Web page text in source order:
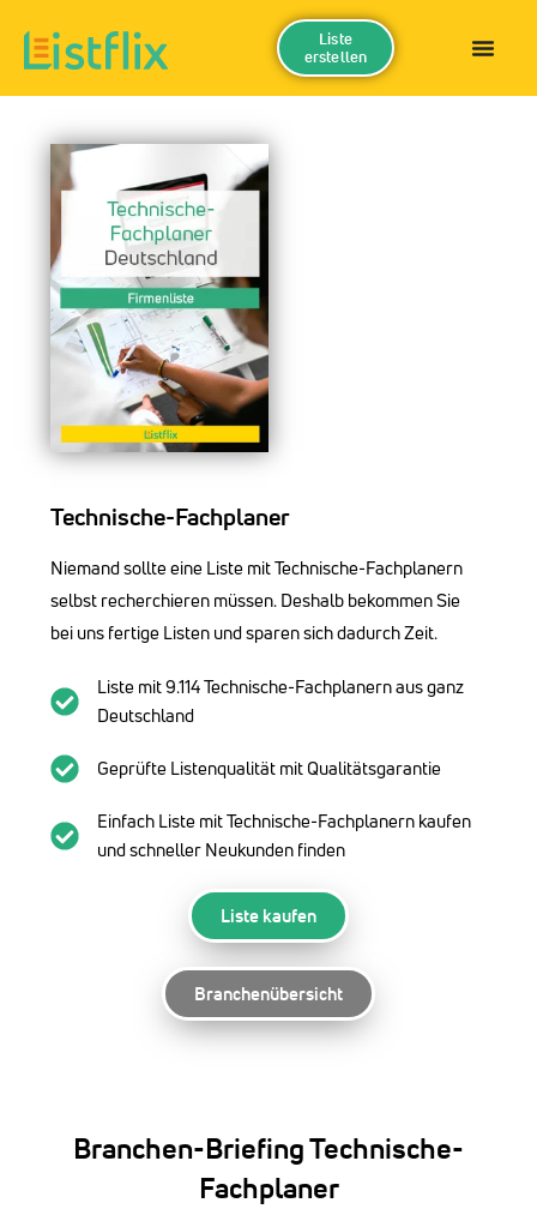
Liste
erstellen
Technische-Fachplaner
Niemand sollte eine Liste mit Technische-Fachplanern
selbst recherchieren müssen. Deshalb bekommen Sie
bei uns fertige Listen und sparen sich dadurch Zeit.
Liste mit 9.114 Technische-Fachplanern aus ganz
Deutschland
Geprüfte Listenqualität mit Qualitätsgarantie
Einfach Liste mit Technische-Fachplanern kaufen
und schneller Neukunden finden
Liste kaufen
Branchenübersicht
Branchen-Briefing Technische-
Fachplaner